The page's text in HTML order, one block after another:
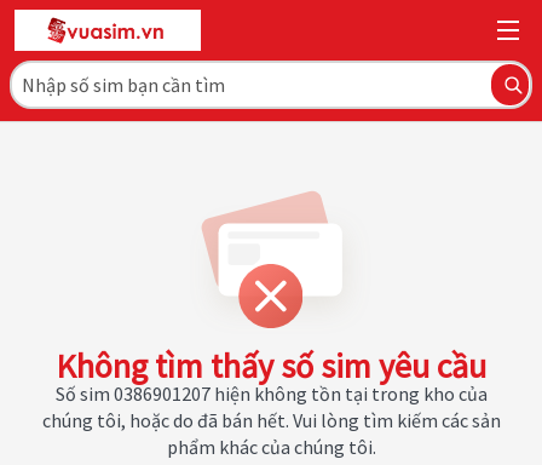
Không tìm thấy số sim yêu cầu
Số sim 0386901207 hiện không tồn tại trong kho của
chúng tôi, hoặc do đã bán hết. Vui lòng tìm kiếm các sản
phẩm khác của chúng tôi.